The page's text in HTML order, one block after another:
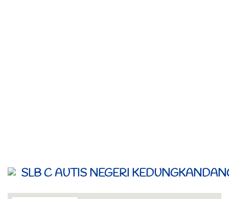
SLB C AUTIS NEGERI